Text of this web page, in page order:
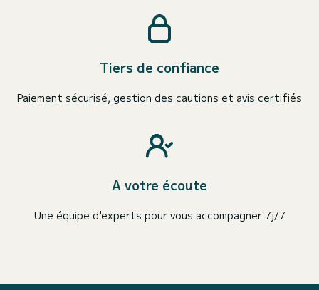
Tiers de confiance
Paiement sécurisé, gestion des cautions et avis certifiés
A votre écoute
Une équipe d'experts pour vous accompagner 7j/7